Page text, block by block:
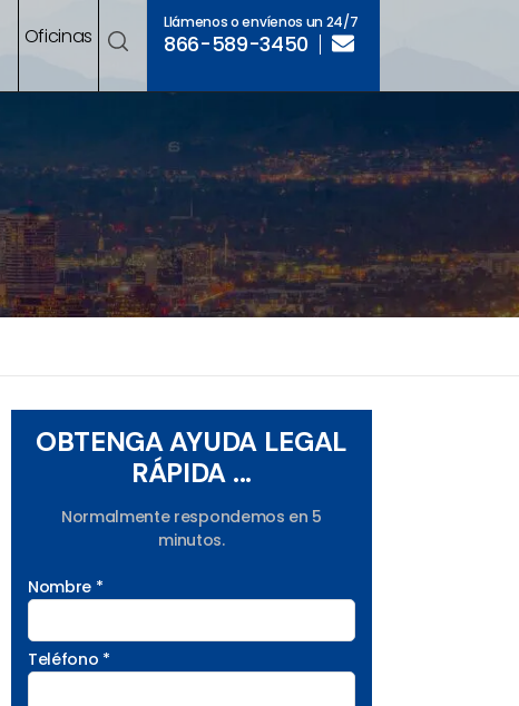
Oficinas
Llámenos o envíenos un 24/7
866-589-3450
OBTENGA AYUDA LEGAL
RÁPIDA ...
Normalmente respondemos en 5
minutos.
Nombre *
Teléfono *